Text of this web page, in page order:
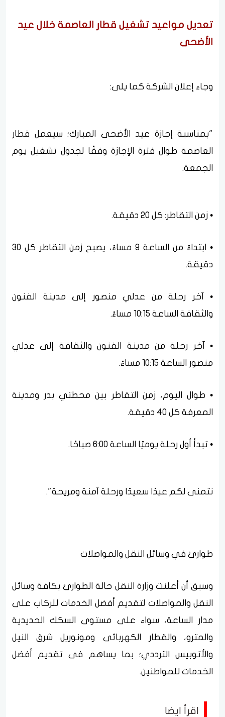
تعديل مواعيد تشغيل قطار العاصمة خلال عيد
الأضحى
وجاء إعلان الشركة كما يلى:
"بمناسبة إجازة عيد الأضحى المبارك؛ سيعمل قطار
العاصمة طوال فترة الإجازة وفقًا لجدول تشغيل يوم
الجمعة.
• زمن التقاطر: كل 20 دقيقة.
• ابتداءً من الساعة 9 مساءً، يصبح زمن التقاطر كل 30
دقيقة.
• آخر رحلة من عدلي منصور إلى مدينة الفنون
والثقافة الساعة 10:15 مساءً.
• آخر رحلة من مدينة الفنون والثقافة إلى عدلي
منصور الساعة 10:15 مساءً.
• طوال اليوم، زمن التقاطر بين محطتي بدر ومدينة
المعرفة كل 40 دقيقة.
• تبدأ أول رحلة يوميًا الساعة 6:00 صباحًا.
نتمنى لكم عيدًا سعيدًا ورحلة آمنة ومريحة".
طوارئ في وسائل النقل والمواصلات
وسبق أن أعلنت وزارة النقل حالة الطوارئ بكافة وسائل
النقل والمواصلات لتقديم أفضل الخدمات للركاب على
مدار الساعة، سواء على مستوى السكك الحديدية
والمترو، والقطار الكهربائى ومونوريل شرق النيل
والأتوبيس الترددي؛ بما يساهم فى تقديم أفضل
الخدمات للمواطنين.
اقرأ ايضا